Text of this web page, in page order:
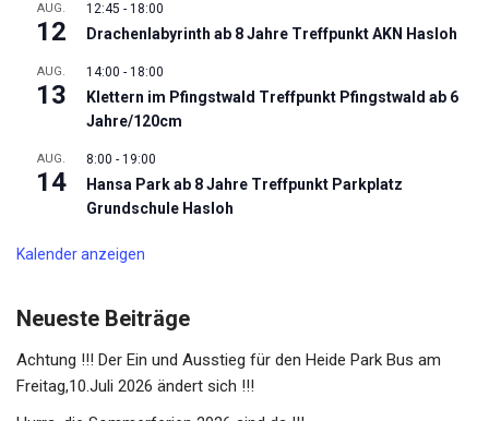
AUG.
12
12:45 - 18:00
Drachenlabyrinth ab 8 Jahre Treffpunkt AKN Hasloh
AUG.
13
14:00 - 18:00
Klettern im Pfingstwald Treffpunkt Pfingstwald ab 6
Jahre/120cm
AUG.
14
8:00 - 19:00
Hansa Park ab 8 Jahre Treffpunkt Parkplatz
Grundschule Hasloh
Kalender anzeigen
Neueste Beiträge
Achtung !!! Der Ein und Ausstieg für den Heide Park Bus am
Freitag,10.Juli 2026 ändert sich !!!